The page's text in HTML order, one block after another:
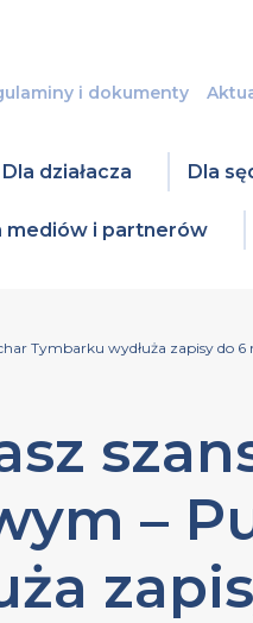
i dokumenty
Dla działacza Dla
mediów i partnerów
Tymbarku wydłuża zapisy do 6
–